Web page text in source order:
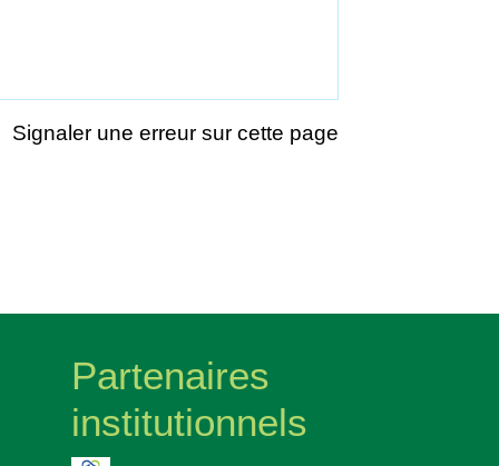
Signaler une erreur sur cette page
Partenaires
institutionnels